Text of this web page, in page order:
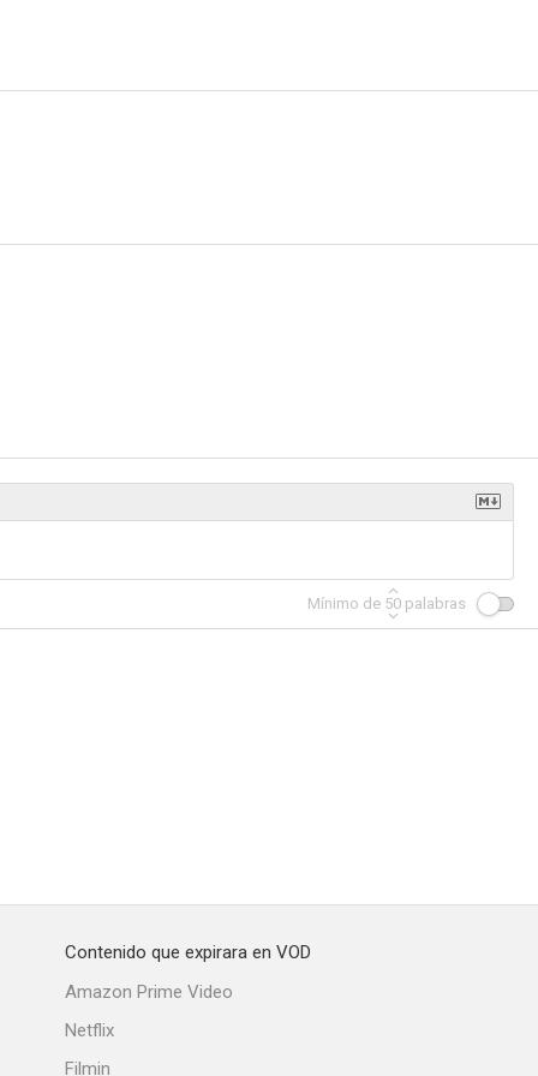
Mínimo de 50 palabras
Contenido que expirara en VOD
Amazon Prime Video
Netflix
Filmin